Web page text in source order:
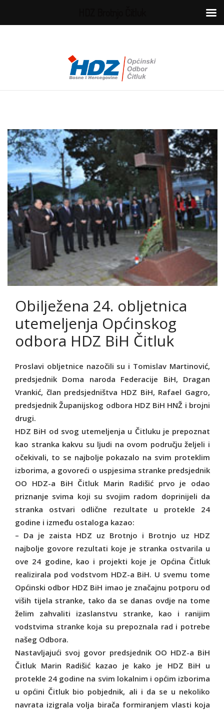
Obilježena 24. obljetnica
utemeljenja Općinskog
odbora HDZ BiH Čitluk
Proslavi obljetnice nazočili su i Tomislav Martinović,
predsjednik Doma naroda Federacije BiH, Dragan
Vrankić, član predsjedništva HDZ BiH, Rafael Gagro,
predsjednik Županijskog odbora HDZ BiH HNŽ i brojni
drugi.
HDZ BiH od svog utemeljenja u Čitluku je prepoznat
kao stranka kakvu su ljudi na ovom području željeli i
očekivali, to se najbolje pokazalo na svim proteklim
izborima, a govoreći o uspjesima stranke predsjednik
OO HDZ-a BiH Čitluk Marin Radišić prvo je odao
priznanje svima koji su svojim radom doprinijeli da
stranka ostvari odlične rezultate u protekle 24
godine i između ostaloga kazao:
– Da je zaista HDZ uz Brotnjo i Brotnjo uz HDZ
najbolje govore rezultati koje je stranka ostvarila u
ove 24 godine, kao i projekti koje je Općina Čitluk
realizirala pod vodstvom HDZ-a BiH. U svemu tome
Općinski odbor HDZ BiH imao je značajnu potporu od
viših tijela stranke, tako da se danas ovdje na tome
želim zahvaliti izaslanstvu stranke, kao i ranijim
vodstvima stranke koja su prepoznala rad i potrebe
našeg Odbora.
Nastavljajući svoj govor predsjednik OO HDZ-a BiH
Čitluk Marin Radišić kazao je kako je HDZ BiH u
protekle 24 godine na svim lokalnim i općim izborima
u općini Čitluk bio pobjednik, ali i da se u nekoliko
navrata izigrala volja birača formiranjem vlasti koja